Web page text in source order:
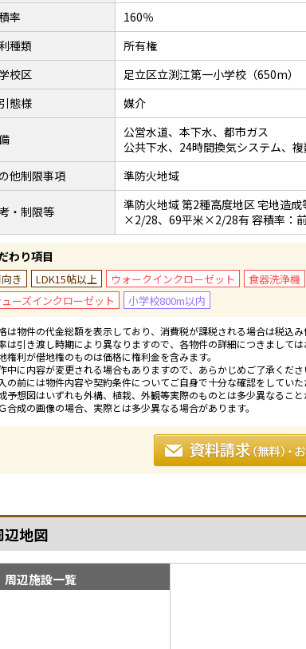
率
160％
種類
所有権
校区
足立区立渕江第一小学校（650m）
態様
媒介
公営水道、本下水、都市ガス
公共下水、24時間換気システム、
他制限事項
準防火地域
・制限等
準防火地域 第2種高度地区 宅地造
×2/28、69平米×2/28有 容積率：
わり項目
き LDK15帖以上 ウォークインクローゼット 食器洗浄機
ーズインクローゼット
小学校800m以内
は物件の代金総額を表示しており、消費税が課税される場合は税込み
は引き渡し時期により異なりますので、各物件の詳細につきましては
権利が借地権のものは価格に権利金を含みます。
中に内容が変更される場合もありますので、あらかじめご了承くださ
の前には物件内容や契約条件についてご自身で十分な確認をしていた
予想図はいずれも外構、植栽、外観等実際のものとは多少異なること
合成の画像の場合、実際とは多少異なる場合があります。
辺地図
周辺施設一覧